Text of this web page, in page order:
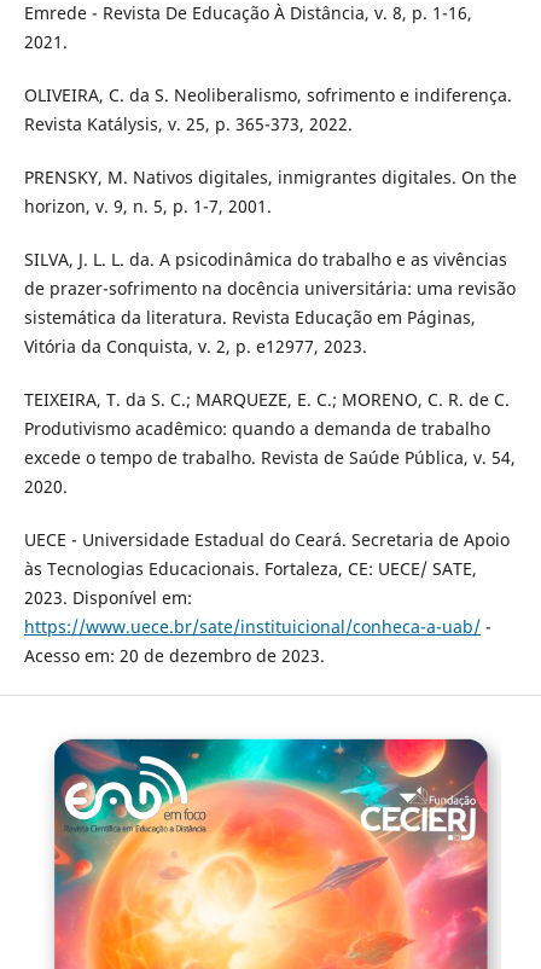
Emrede - Revista De Educação À Distância, v. 8, p. 1-16,
2021.
OLIVEIRA, C. da S. Neoliberalismo, sofrimento e indiferença.
Revista Katálysis, v. 25, p. 365-373, 2022.
PRENSKY, M. Nativos digitales, inmigrantes digitales. On the
horizon, v. 9, n. 5, p. 1-7, 2001.
SILVA, J. L. L. da. A psicodinâmica do trabalho e as vivências
de prazer-sofrimento na docência universitária: uma revisão
sistemática da literatura. Revista Educação em Páginas,
Vitória da Conquista, v. 2, p. e12977, 2023.
TEIXEIRA, T. da S. C.; MARQUEZE, E. C.; MORENO, C. R. de C.
Produtivismo acadêmico: quando a demanda de trabalho
excede o tempo de trabalho. Revista de Saúde Pública, v. 54,
2020.
UECE - Universidade Estadual do Ceará. Secretaria de Apoio
às Tecnologias Educacionais. Fortaleza, CE: UECE/ SATE,
2023. Disponível em:
https://www.uece.br/sate/instituicional/conheca-a-uab/-
Acesso em: 20 de dezembro de 2023.